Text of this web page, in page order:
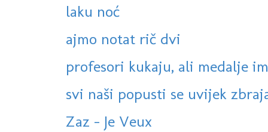
laku noć
ajmo notat rič dvi
profesori kukaju, ali medalje
svi naši popusti se uvijek
Zaz - Je Veux